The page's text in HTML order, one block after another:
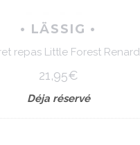
• LÄSSIG •
repas Little Forest Renard
21,95€
Déja réservé